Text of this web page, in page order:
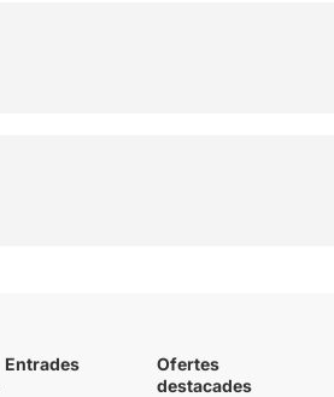
Entrades
Ofertes
destacades